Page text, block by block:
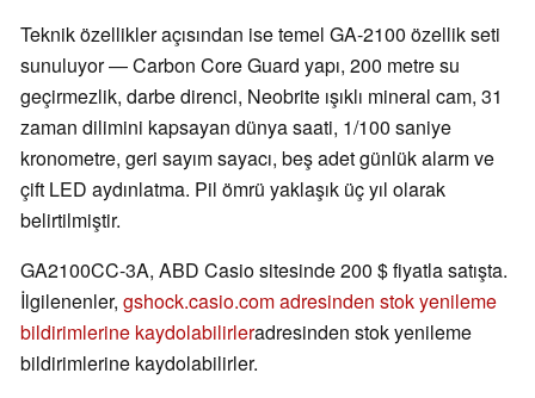
Teknik özellikler açısından ise temel GA-2100 özellik seti
sunuluyor — Carbon Core Guard yapı, 200 metre su
geçirmezlik, darbe direnci, Neobrite ışıklı mineral cam, 31
zaman dilimini kapsayan dünya saati, 1/100 saniye
kronometre, geri sayım sayacı, beş adet günlük alarm ve
çift LED aydınlatma. Pil ömrü yaklaşık üç yıl olarak
belirtilmiştir.
GA2100CC-3A, ABD Casio sitesinde 200 $ fiyatla satışta.
İlgilenenler, gshock.casio.com adresinden stok yenileme
bildirimlerine kaydolabilirleradresinden stok yenileme
bildirimlerine kaydolabilirler.